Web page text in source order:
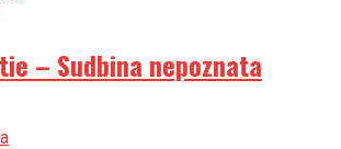
– Sudbina nepoznata